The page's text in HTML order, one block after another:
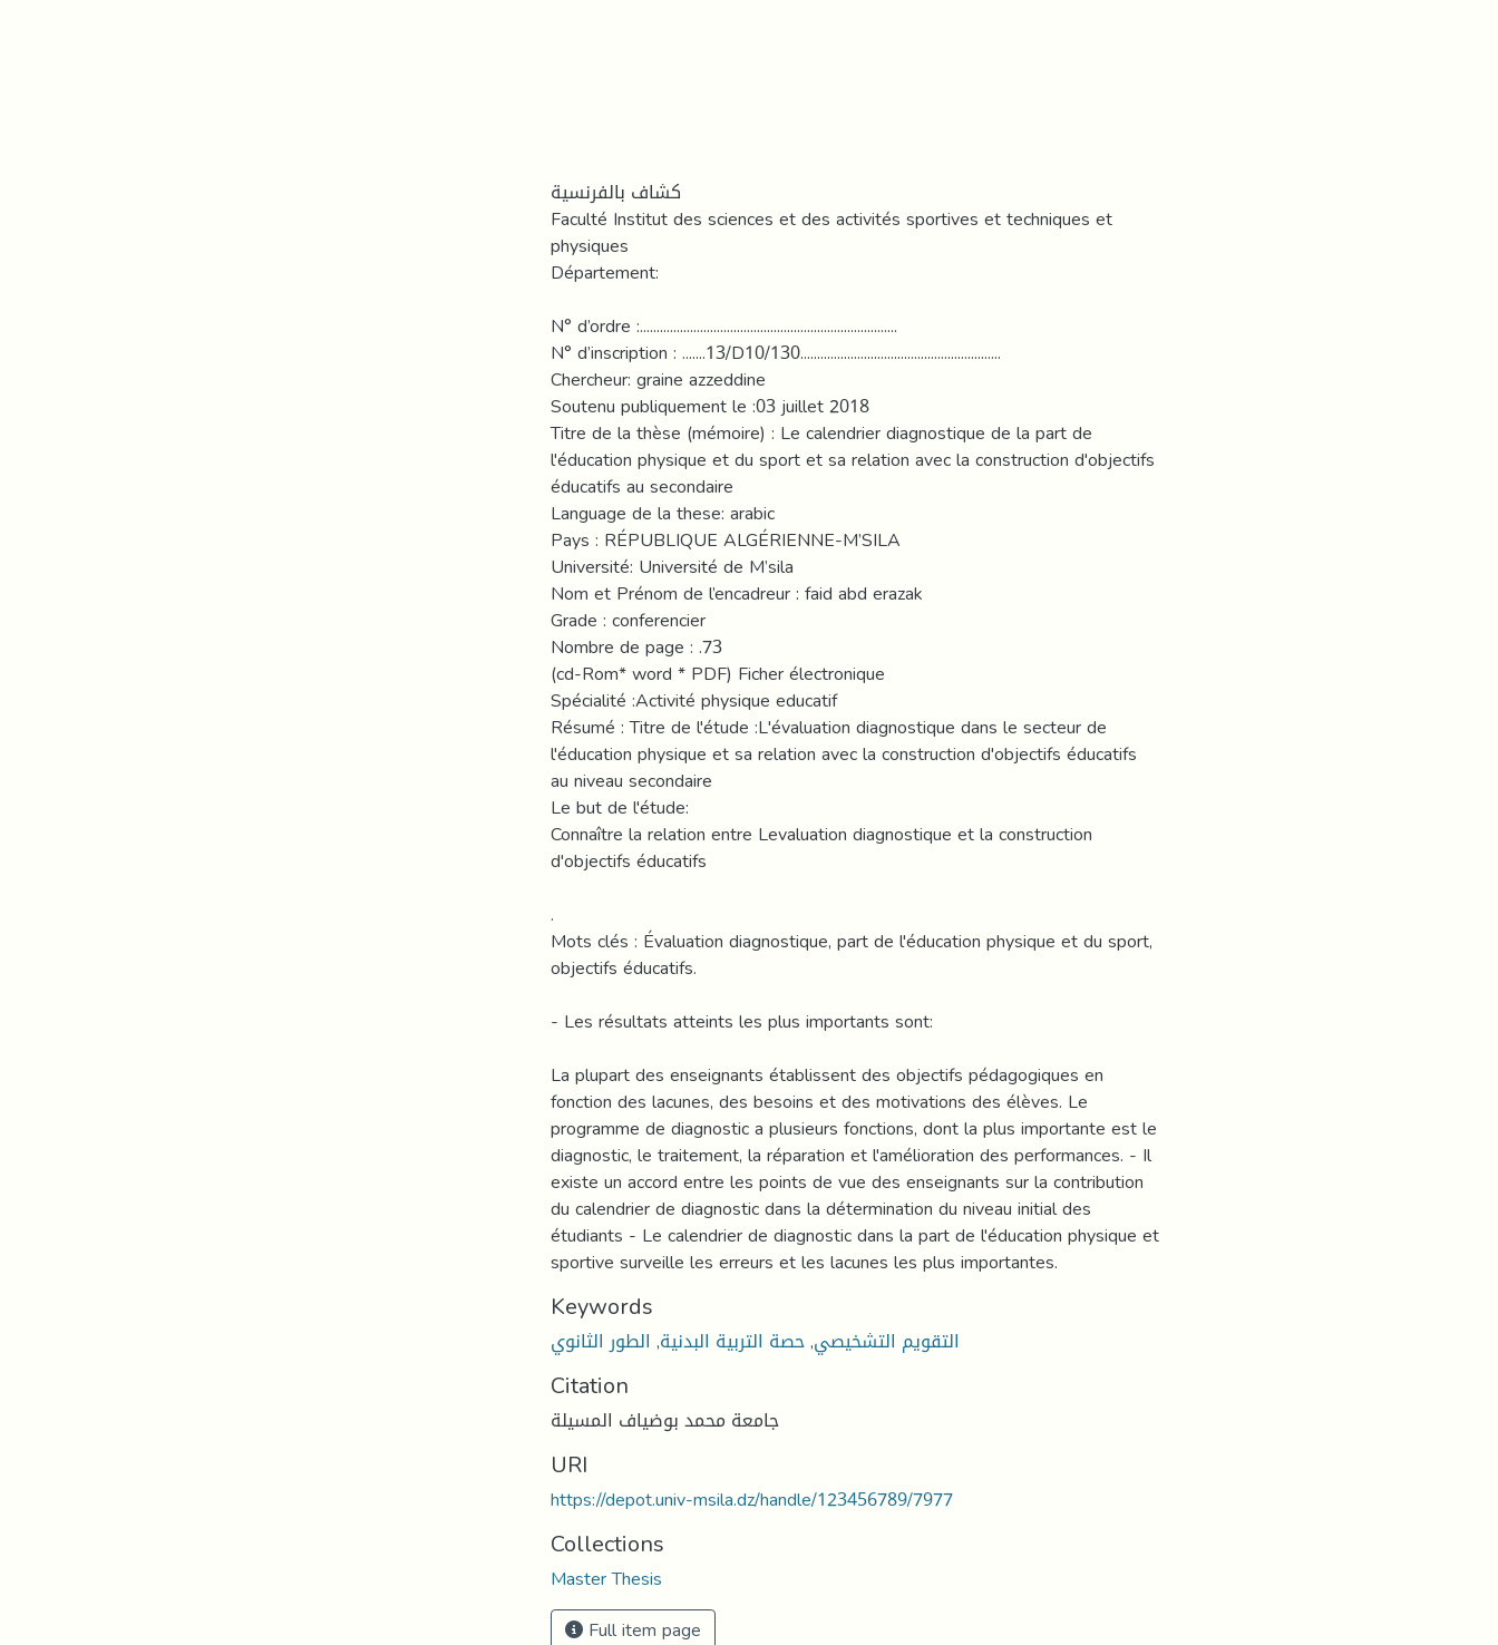
كشاف بالفرنسية
Faculté Institut des sciences et des activités sportives et techniques et
physiques
Département:
N° d’ordre :.............................................................................
N° d’inscription : .......13/D10/130............................................................
Chercheur: graine azzeddine
Soutenu publiquement le :03 juillet 2018
Titre de la thèse (mémoire) : Le calendrier diagnostique de la part de
l'éducation physique et du sport et sa relation avec la construction d'objectifs
éducatifs au secondaire
Language de la these: arabic
Pays : RÉPUBLIQUE ALGÉRIENNE-M’SILA
Université: Université de M’sila
Nom et Prénom de l’encadreur : faid abd erazak
Grade : conferencier
Nombre de page : .73
(cd-Rom* word * PDF) Ficher électronique
Spécialité :Activité physique educatif
Résumé : Titre de l'étude :L'évaluation diagnostique dans le secteur de
l'éducation physique et sa relation avec la construction d'objectifs éducatifs
au niveau secondaire
Le but de l'étude:
Connaître la relation entre Levaluation diagnostique et la construction
d'objectifs éducatifs
.
Mots clés : Évaluation diagnostique, part de l'éducation physique et du sport,
objectifs éducatifs.
- Les résultats atteints les plus importants sont:
La plupart des enseignants établissent des objectifs pédagogiques en
fonction des lacunes, des besoins et des motivations des élèves. Le
programme de diagnostic a plusieurs fonctions, dont la plus importante est le
diagnostic, le traitement, la réparation et l'amélioration des performances. - Il
existe un accord entre les points de vue des enseignants sur la contribution
du calendrier de diagnostic dans la détermination du niveau initial des
étudiants - Le calendrier de diagnostic dans la part de l'éducation physique et
sportive surveille les erreurs et les lacunes les plus importantes.
Keywords
التقويم التشخيصي,حصة التربية البدنية, الطور الثانوي
Citation
جامعة محمد بوضياف المسيلة
URI
https://depot.univ-msila.dz/handle/123456789/7977
Collections
Master Thesis
Full item page